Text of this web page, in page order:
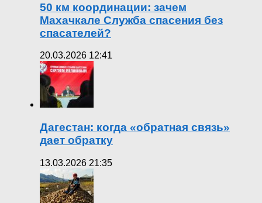
50 км координации: зачем
Махачкале Служба спасения без
спасателей?
20.03.2026 12:41
Дагестан: когда «обратная связь»
дает обратку
13.03.2026 21:35